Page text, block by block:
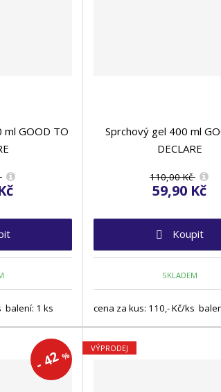
ml GOOD TO
balení: 1 ks
Sprchový gel 400 ml
DECLARE
110,00 Kč
59,90 Kč
Koupit
SKLADEM
cena za kus: 110,- Kč/ks
-42%
VÝPRODEJ